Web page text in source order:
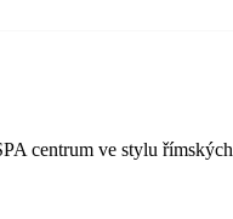
centrum ve stylu